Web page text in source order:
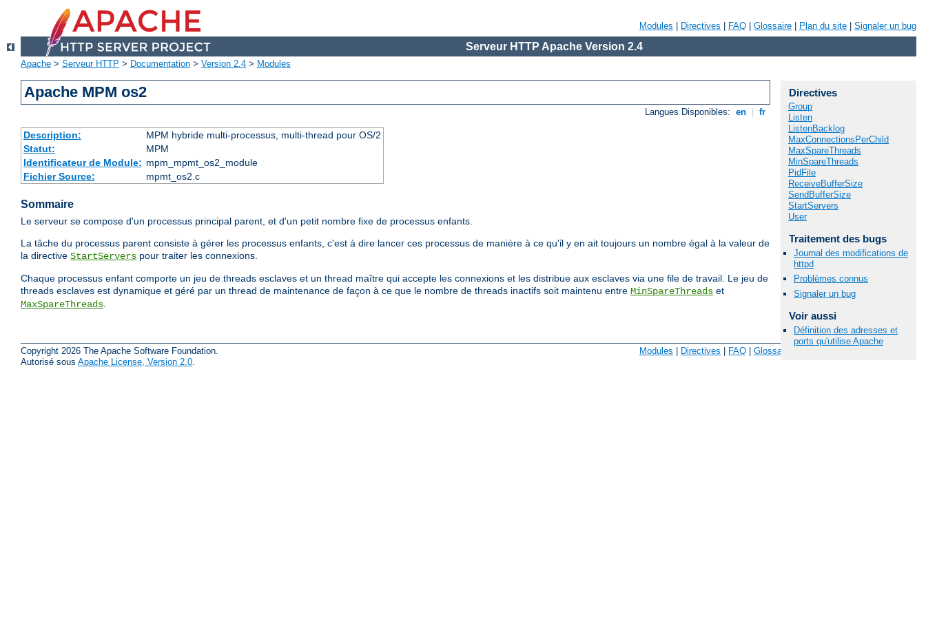
Modules Directives FAQ Glossaire Plan du site Signaler un bug
Serveur HTTP Apache Version 2.4
Apache > Serveur HTTP > Documentation > Version 2.4 > Modules
Apache MPM os2
Langues Disponibles: en fr
Description:
MPM hybride multi-processus, multi-thread pour OS/2
Statut:
MPM
Identificateur de Module: mpm_mpmt_os2_module
Fichier Source:
mpmt_os2.c
Sommaire
Le serveur se compose d'un processus principal parent, et d'un petit nombre fixe de processus enfants.
La tâche du processus parent consiste à gérer les processus enfants, c'est à dire lancer ces processus de manière à ce qu'il y en ait toujours un nombre égal à la valeur de
la directive StartServers pour traiter les connexions.
Chaque processus enfant comporte un jeu de threads esclaves et un thread maître qui accepte les connexions et les distribue aux esclaves via une file de travail. Le jeu de
threads esclaves est dynamique et géré par un thread de maintenance de façon à ce que le nombre de threads inactifs soit maintenu entre MinSpareThreads et
MaxSpareThreads.
Langues Disponibles:en|
Copyright 2026 The Apache Software Foundation.
Autorisé sous Apache License, Version 2.0
Modules Directives FAQ Glossaire
Directives
Group
Listen
ListenBacklog
MaxConnectionsPerChild
MaxSpareThreads
MinSpareThreads
PidFile
ReceiveBufferSize
SendBufferSize
StartServers
User
Traitement des bugs
Journal des modifications de
httpd
Problèmes connus
Signaler un bug
Voir aussi
Définition des adresses et
ports qu'utilise Apache